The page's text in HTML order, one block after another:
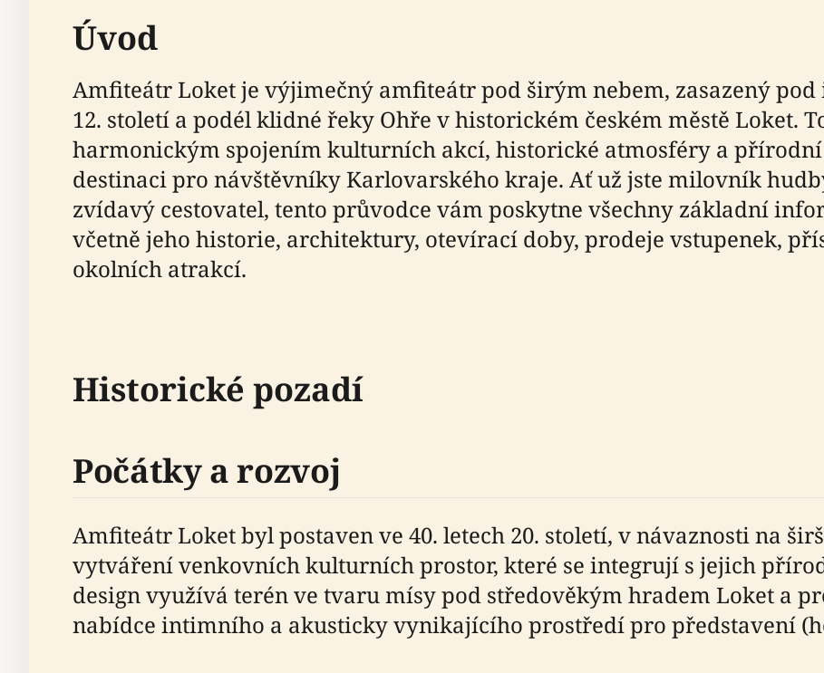
Úvod
Amfiteátr Loket je výjimečný amfiteátr pod širým nebem, zasazený
12. století a podél klidné řeky Ohře v historickém českém městě Loket.
harmonickým spojením kulturních akcí, historické atmosféry a
destinaci pro návštěvníky Karlovarského kraje. Ať už jste milovník
zvídavý cestovatel, tento průvodce vám poskytne všechny základní
včetně jeho historie, architektury, otevírací doby, prodeje vstupenek,
okolních atrakcí.
Historické pozadí
Počátky a rozvoj
Amfiteátr Loket byl postaven ve 40. letech 20. století, v návaznosti na
vytváření venkovních kulturních prostor, které se integrují s jejich
design využívá terén ve tvaru mísy pod středověkým hradem Loket a
nabídce intimního a akusticky vynikajícího prostředí pro představení